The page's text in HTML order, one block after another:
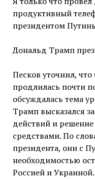
продуктивный
президентом
Дональд Трамп
Песков уточнил,
продлилась почти
обсуждалась тема
Трамп высказался
действий и
средствами. По
президента, они с
необходимостью
Россией и Украиной.